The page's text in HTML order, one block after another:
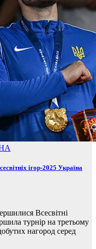
ігор-2025 Україна
Всесвітні
турнір на третьому
нагород серед